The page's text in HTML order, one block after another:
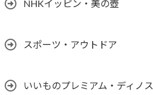
NHKイッピン・美の壺
スポーツ・アウトドア
いいものプレミアム・ディノス